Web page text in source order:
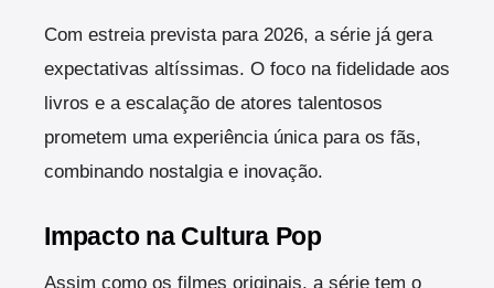
Com estreia prevista para 2026, a série já gera
expectativas altíssimas. O foco na fidelidade aos
livros e a escalação de atores talentosos
prometem uma experiência única para os fãs,
combinando nostalgia e inovação.
Impacto na Cultura Pop
Assim como os filmes originais, a série tem o